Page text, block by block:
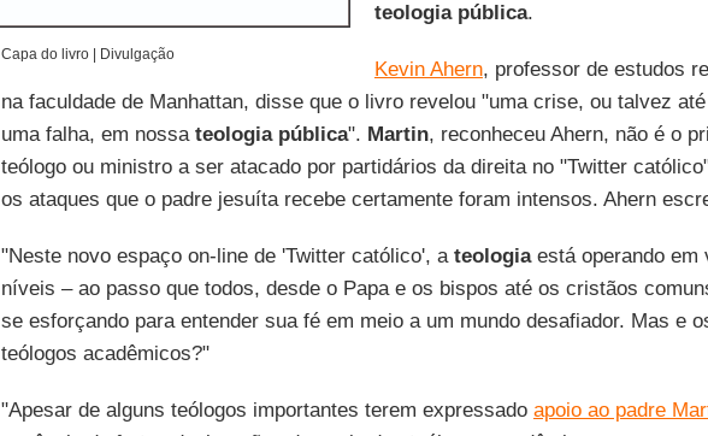
Capa do livro | Divulgação
teologia pública.
Kevin Ahern, professor de estudos
na faculdade de Manhattan, disse que o livro revelou "uma crise, ou talvez
uma falha, em nossa teologia pública". Martin, reconheceu Ahern, não é o
teólogo ou ministro a ser atacado por partidários da direita no "Twitter
os ataques que o padre jesuíta recebe certamente foram intensos. Ahern
"Neste novo espaço on-line de 'Twitter católico', a teologiaestá operando em
níveis – ao passo que todos, desde o Papa e os bispos até os cristãos
se esforçando para entender sua fé em meio a um mundo desafiador. Mas e
teólogos acadêmicos?"
"Apesar de alguns teólogos importantes terem expressado apoio ao padre